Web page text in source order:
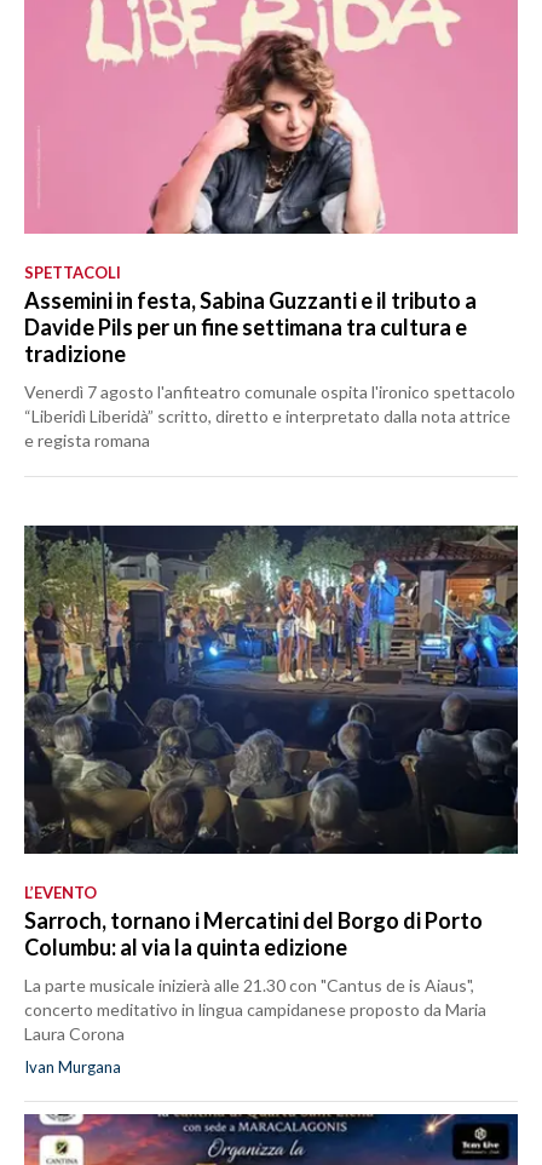
SPETTACOLI
Assemini in festa, Sabina Guzzanti e il tributo a
Davide Pils per un fine settimana tra cultura e
tradizione
Venerdì 7 agosto l'anfiteatro comunale ospita l'ironico spettacolo
“Liberidì Liberidà” scritto, diretto e interpretato dalla nota attrice
e regista romana
L’EVENTO
Sarroch, tornano i Mercatini del Borgo di Porto
Columbu: al via la quinta edizione
La parte musicale inizierà alle 21.30 con "Cantus de is Aiaus",
concerto meditativo in lingua campidanese proposto da Maria
Laura Corona
Ivan Murgana